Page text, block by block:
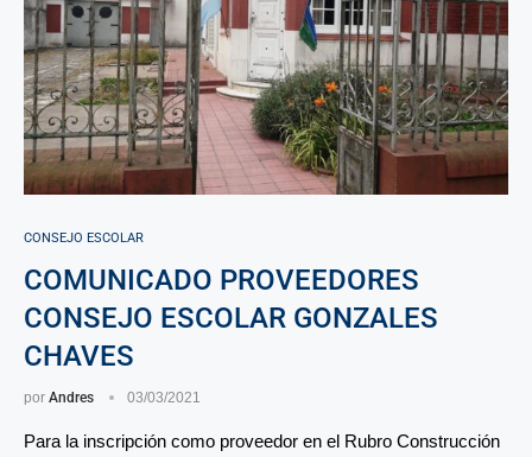
CONSEJO ESCOLAR
COMUNICADO PROVEEDORES
CONSEJO ESCOLAR GONZALES
CHAVES
por Andres 03/03/2021
Para la inscripción como proveedor en el Rubro Construcción